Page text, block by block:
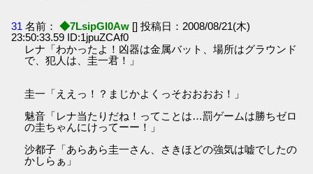
31 名前： ◆7LsipGI0Aw [] 投稿日：2008/08/21(木)
23:50:33.59 ID:1jpuZCAf0
レナ「わかったよ！凶器は金属バット、場所はグラウンド
で、犯人は、圭一君！」
圭一「ええっ！？まじかよくっそおおおお！」
魅音「レナ当たりだね！ってことは…罰ゲームは勝ちゼロ
の圭ちゃんにけってーー！」
沙都子「あらあら圭一さん、さきほどの強気は嘘でしたの
かしらぁ」